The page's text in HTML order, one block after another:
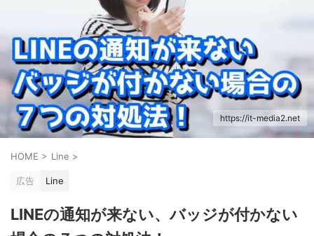
https://it-media2.net
HOME > Line >
広告 Line
LINEの通知が来ない、バッジが付かない